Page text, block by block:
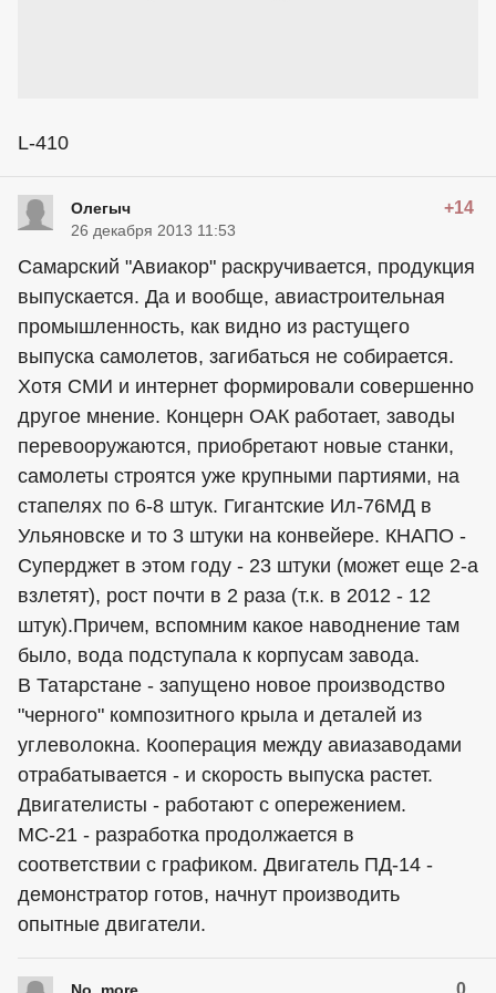
L-410
Олегыч +14
26 декабря 2013 11:53
Самарский "Авиакор" раскручивается, продукция
выпускается. Да и вообще, авиастроительная
промышленность, как видно из растущего
выпуска самолетов, загибаться не собирается.
Хотя СМИ и интернет формировали совершенно
другое мнение. Концерн ОАК работает, заводы
перевооружаются, приобретают новые станки,
самолеты строятся уже крупными партиями, на
стапелях по 6-8 штук. Гигантские Ил-76МД в
Ульяновске и то 3 штуки на конвейере. КНАПО -
Суперджет в этом году - 23 штуки (может еще 2-а
взлетят), рост почти в 2 раза (т.к. в 2012 - 12
штук).Причем, вспомним какое наводнение там
было, вода подступала к корпусам завода.
В Татарстане - запущено новое производство
"черного" композитного крыла и деталей из
углеволокна. Кооперация между авиазаводами
отрабатывается - и скорость выпуска растет.
Двигателисты - работают с опережением.
МС-21 - разработка продолжается в
соответствии с графиком. Двигатель ПД-14 -
демонстратор готов, начнут производить
опытные двигатели.
0